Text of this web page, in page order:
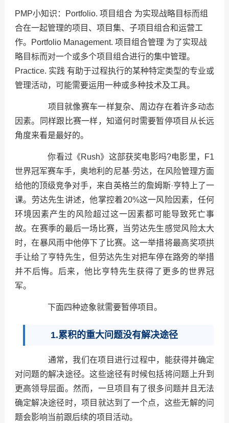
PMP小知识：Portfolio. 项目组合 为实现战略目标而组
合在一起管理的项目、项目集、子项目组合和运营工
作。Portfolio Management. 项目组合管理 为了实现战
略目标而对一个或多个项目组合进行的集中管理。
Practice. 实践 有助于过程执行的某种特定类型的专业或
管理活动，可能需要运用一种或多种技术及工具。
项目就像赛车一样复杂、周边存在着许多动态
因素。同样跟比赛一样，知道何时需要暂停项目从长远
角度来看是最好的。
你看过《Rush》这部获奖电影吗?电影里，F1
世界冠军赛车手，奥地利的尼基·劳达，在风险管理方面
给他的顶级竞争对手，来自英格兰的詹姆斯·亨特上了一
课。劳达先生讲述，他掌控着20%这一风险因素，任何
环境因素产生的风险超过这一因素都可能导致死亡事
故。在赛季的最后一场比赛，当劳达先生感觉风险太大
时，在暴风雨中他停下了比赛。这一举措将最高奖项拱
手让给了亨特先生，但劳达先生对把车停在路旁的举措
并不后悔。后来，他比亨特先生获得了更多的世界冠
军。
下面四种迹象就需要暂停项目。
1.累积的重大问题没有解决途径
通常，我们在项目进行过程中，能获得并确定
对问题的解决途径。这些途径有时候包括将问题上升到
更高领导层面。然而，一旦项目有了很多问题并且无法
确定解决途径时，项目就达到了一个点，这些无解的问
题会影响当前跟后续的项目活动。